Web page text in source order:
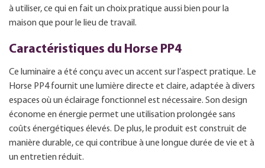
à utiliser, ce qui en fait un choix pratique aussi bien pour la
maison que pour le lieu de travail.
Caractéristiques du Horse PP4
Ce luminaire a été conçu avec un accent sur l’aspect pratique. Le
Horse PP4 fournit une lumière directe et claire, adaptée à divers
espaces où un éclairage fonctionnel est nécessaire. Son design
économe en énergie permet une utilisation prolongée sans
coûts énergétiques élevés. De plus, le produit est construit de
manière durable, ce qui contribue à une longue durée de vie et à
un entretien réduit.